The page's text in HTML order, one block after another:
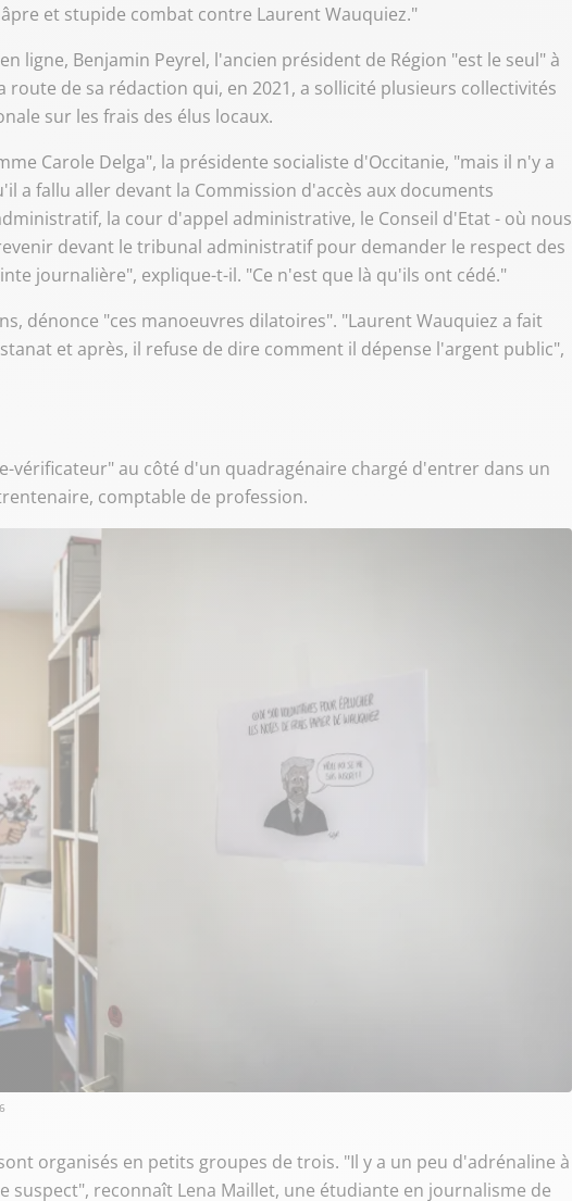
et stupide combat contre Laurent Wauquiez."
ligne, Benjamin Peyrel, l'ancien président de Région "est le seul" à
de sa rédaction qui, en 2021, a sollicité plusieurs collectivités
sur les frais des élus locaux.
Carole Delga", la présidente socialiste d'Occitanie, "mais il n'y a
a fallu aller devant la Commission d'accès aux documents
la cour d'appel administrative, le Conseil d'Etat - où nous
devant le tribunal administratif pour demander le respect des
journalière", explique-t-il. "Ce n'est que là qu'ils ont cédé."
dénonce "ces manoeuvres dilatoires". "Laurent Wauquiez a fait
et après, il refuse de dire comment il dépense l'argent public",
vérificateur" au côté d'un quadragénaire chargé d'entrer dans un
comptable de profession.
organisés en petits groupes de trois. "Il y a un peu d'adrénaline à
suspect", reconnaît Lena Maillet, une étudiante en journalisme de